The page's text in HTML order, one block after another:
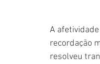
A
recordação
resolveu